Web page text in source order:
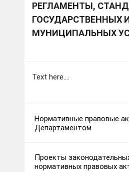
РЕГЛАМЕНТЫ,
ГОСУДАРСТВЕННЫХ
МУНИЦИПАЛЬНЫХ
Text here....
Нормативные правовые
Департаментом
Проекты
нормативных правовых